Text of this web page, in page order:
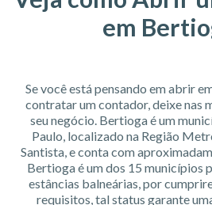
em
Se você está pensando em abrir
contratar um contador, deixe nas
seu negócio. Bertioga é um
Paulo, localizado na Região
Santista, e conta com
Bertioga é um dos 15 municípios
estâncias balneárias, por
requisitos, tal status garante